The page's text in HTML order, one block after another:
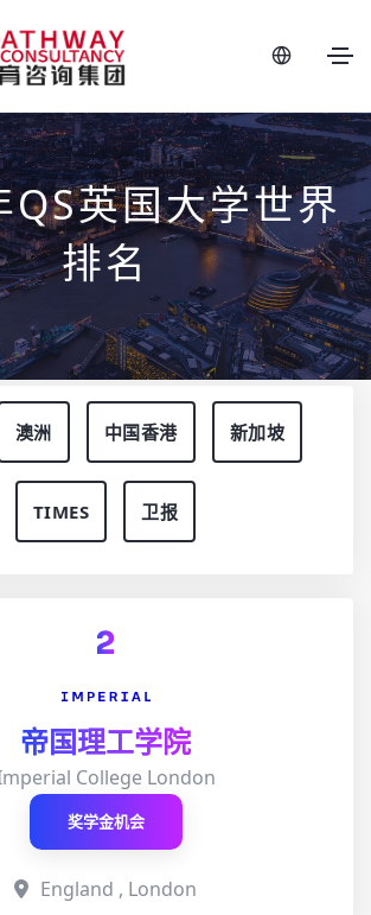
英国大学世界
排名
澳洲 中国香港 新加坡
TIMES 卫报
2
帝国理工学院
College London
奖学金机会
England , London